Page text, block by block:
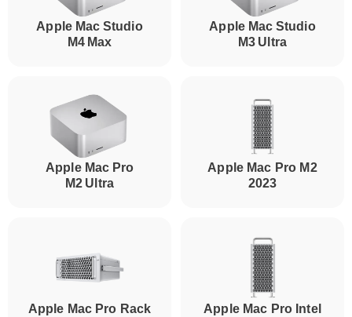
Apple Mac Studio
M4 Max
Apple Mac Studio
M3 Ultra
Apple Mac Pro
M2 Ultra
Apple Mac Pro M2
2023
Apple Mac Pro Rack
Apple Mac Pro Intel